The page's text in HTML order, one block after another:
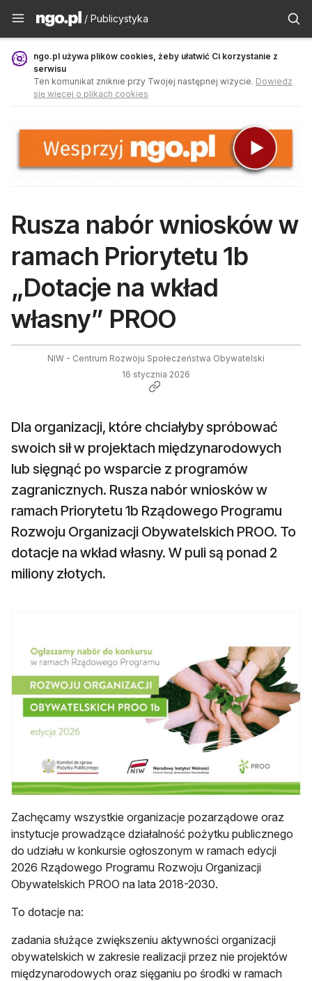
Publicystyka - ngo.pl
/ Publicystyka
ngo.pl używa plików cookies, żeby ułatwić Ci korzystanie z
serwisu
Ten komunikat zniknie przy Twojej następnej wizycie. Dowiedz
się więcej o plikach cookies
Rusza nabór wniosków w
ramach Priorytetu 1b
„Dotacje na wkład
własny” PROO
NIW - Centrum Rozwoju Społeczeństwa Obywatelski
16 stycznia 2026
Dla organizacji, które chciałyby spróbować
swoich sił w projektach międzynarodowych
lub sięgnąć po wsparcie z programów
zagranicznych. Rusza nabór wniosków w
ramach Priorytetu 1b Rządowego Programu
Rozwoju Organizacji Obywatelskich PROO. To
dotacje na wkład własny. W puli są ponad 2
miliony złotych.
Zachęcamy wszystkie organizacje pozarządowe oraz
instytucje prowadzące działalność pożytku publicznego
do udziału w konkursie ogłoszonym w ramach edycji
2026 Rządowego Programu Rozwoju Organizacji
Obywatelskich PROO na lata 2018-2030.
To dotacje na:
zadania służące zwiększeniu aktywności organizacji
obywatelskich w zakresie realizacji przez nie projektów
międzynarodowych oraz sięganiu po środki w ramach